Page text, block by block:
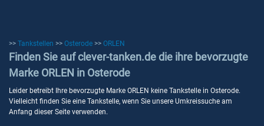
>> Tankstellen >> Osterode >> ORLEN
Finden Sie auf clever-tanken.de die ihre bevorzugte
Marke ORLEN in Osterode
Leider betreibt Ihre bevorzugte Marke ORLEN keine Tankstelle in Osterode.
Vielleicht finden Sie eine Tankstelle, wenn Sie unsere Umkreissuche am
Anfang dieser Seite verwenden.